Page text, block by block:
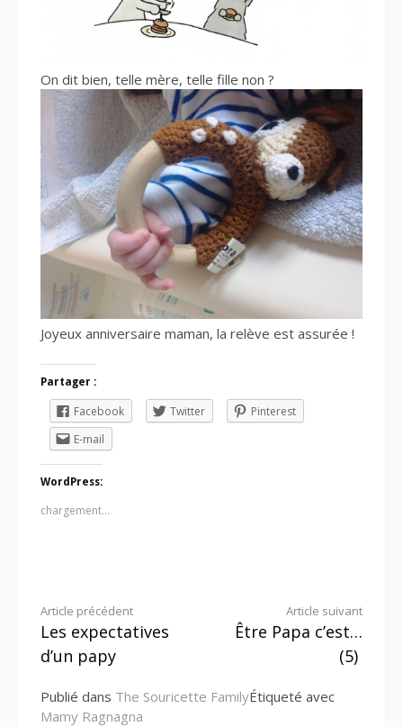
On dit bien, telle mère, telle fille non ?
Joyeux anniversaire maman, la relève est assurée !
Partager :
Facebook Twitter
Pinterest
E-mail
WordPress:
chargement…
Lire
la
Article précédent
Les expectatives
d’un papy
Article suivant
Être Papa c’est…
(5)
Publié dans The Souricette FamilyÉtiqueté avec
Mamy Ragnagna